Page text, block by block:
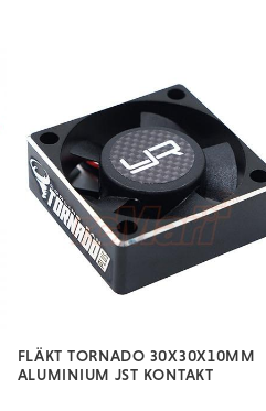
FLÄKT TORNADO 30X30X10MM
ALUMINIUM JST KONTAKT